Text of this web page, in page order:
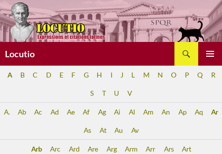
Aller
au
contenu
Locutio
A B C D E F G H I J L M N O P Q R
S T U V
A. Ab Ac Ad Ae Af Ag Ai Al Am An Ap Aq Ar
As At Au Av
Arb Arc Ard Are Arg Arm Arr Ars Art